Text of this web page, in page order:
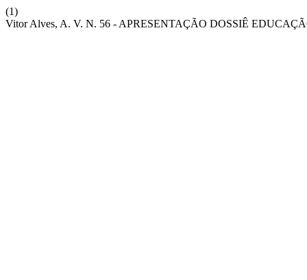
(1)
Vitor Alves, A. V. N. 56 - APRESENTAÇÃO DOSSIÊ